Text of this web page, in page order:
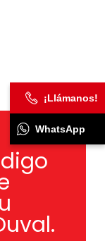
¡Llámanos!
WhatsApp